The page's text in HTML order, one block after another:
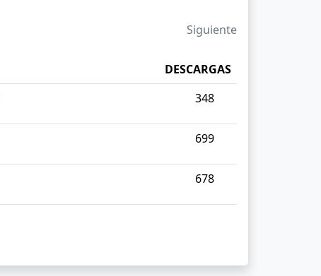
Siguiente
DESCARGAS
348
699
678